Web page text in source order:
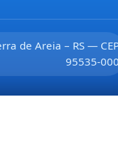
de Areia – RS —
95535-